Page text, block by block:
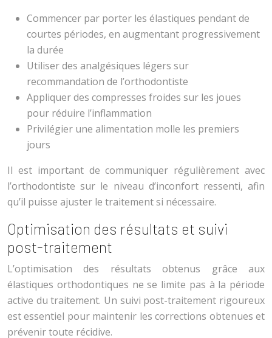
Commencer par porter les élastiques pendant de
courtes périodes, en augmentant progressivement
la durée
Utiliser des analgésiques légers sur
recommandation de l’orthodontiste
Appliquer des compresses froides sur les joues
pour réduire l’inflammation
Privilégier une alimentation molle les premiers
jours
Il est important de communiquer régulièrement avec
l’orthodontiste sur le niveau d’inconfort ressenti, afin
qu’il puisse ajuster le traitement si nécessaire.
Optimisation des résultats et suivi
post-traitement
L’optimisation des résultats obtenus grâce aux
élastiques orthodontiques ne se limite pas à la période
active du traitement. Un suivi post-traitement rigoureux
est essentiel pour maintenir les corrections obtenues et
prévenir toute récidive.